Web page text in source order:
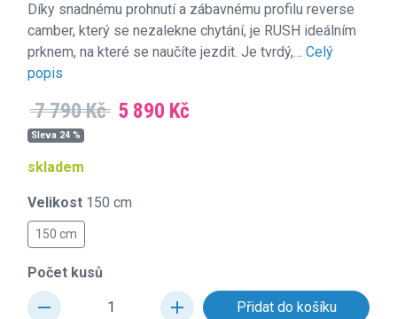
Díky snadnému prohnutí a zábavnému profilu reverse
camber, který se nezalekne chytání, je RUSH ideálním
prknem, na které se naučíte jezdit. Je tvrdý,… Celý
popis
7 790 Kč 5 890 Kč
Sleva 24 %
skladem
Velikost 150 cm
150 cm
Počet kusů
remove add